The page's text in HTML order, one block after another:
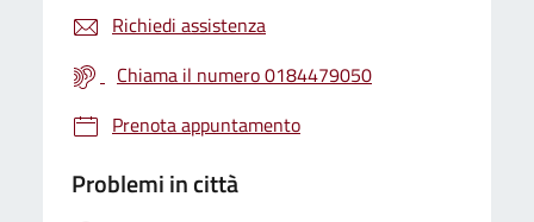
Richiedi assistenza
Chiama il numero 0184479050
Prenota appuntamento
Problemi in città